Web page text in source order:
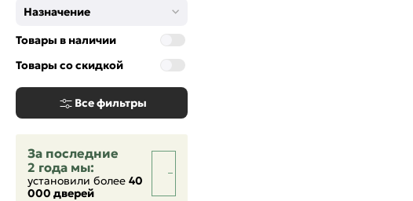
Назначение
Товары в наличии
Товары со скидкой
Все фильтры
За последние
2 года мы:
установили более 40
000 дверей